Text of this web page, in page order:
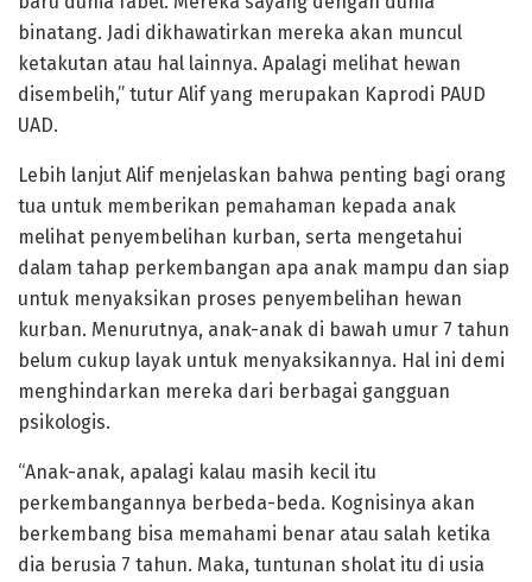
binatang. Jadi dikhawatirkan mereka akan muncul
ketakutan atau hal lainnya. Apalagi melihat hewan
disembelih,” tutur Alif yang merupakan Kaprodi PAUD
UAD.
Lebih lanjut Alif menjelaskan bahwa penting bagi orang
tua untuk memberikan pemahaman kepada anak
melihat penyembelihan kurban, serta mengetahui
dalam tahap perkembangan apa anak mampu dan siap
untuk menyaksikan proses penyembelihan hewan
kurban. Menurutnya, anak-anak di bawah umur 7 tahun
belum cukup layak untuk menyaksikannya. Hal ini demi
menghindarkan mereka dari berbagai gangguan
psikologis.
“Anak-anak, apalagi kalau masih kecil itu
perkembangannya berbeda-beda. Kognisinya akan
berkembang bisa memahami benar atau salah ketika
dia berusia 7 tahun. Maka, tuntunan sholat itu di usia